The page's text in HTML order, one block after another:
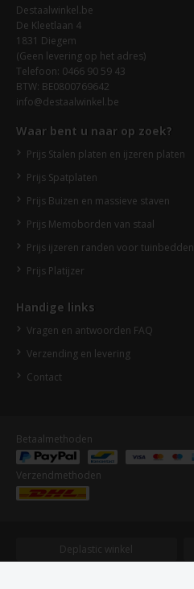
Destaalwinkel.be
De Kleetlaan 4
1831 Diegem
(Geen levering op het adres)
Telefoon: 0466 90 59 43
BTW: BE0800769642
info@destaalwinkel.be
Waar bent u naar op zoek?
Prijs Stalen platen en ijzeren platen
Prijs Spatplaten
Prijs Buizen en massieve staven
Prijs Memoborden van staal
Prijs ijzeren randen voor tuinbedden
Prijs Platijzer
Handige links
Vragen en antwoorden FAQ
Verzending en levering
Contact
Betaalmethoden
Verzendmethoden
Deplastic winkel